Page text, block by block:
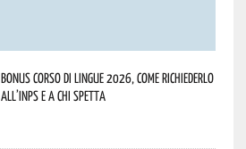
Bonus corso di lingue 2026, come richiederlo
all’INPS e a chi spetta